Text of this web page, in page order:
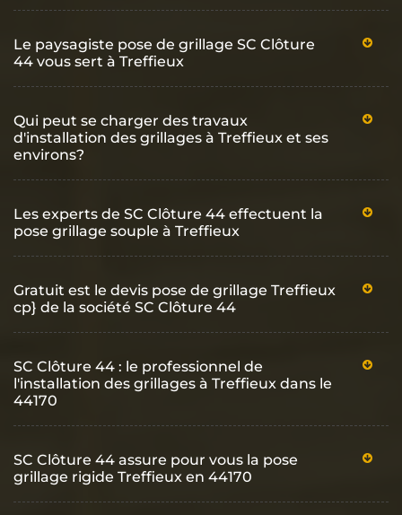
Le paysagiste pose de grillage SC Clôture
44 vous sert à Treffieux
Qui peut se charger des travaux
d'installation des grillages à Treffieux et ses
environs?
Les experts de SC Clôture 44 effectuent la
pose grillage souple à Treffieux
Gratuit est le devis pose de grillage Treffieux
cp} de la société SC Clôture 44
SC Clôture 44 : le professionnel de
l'installation des grillages à Treffieux dans le
44170
SC Clôture 44 assure pour vous la pose
grillage rigide Treffieux en 44170